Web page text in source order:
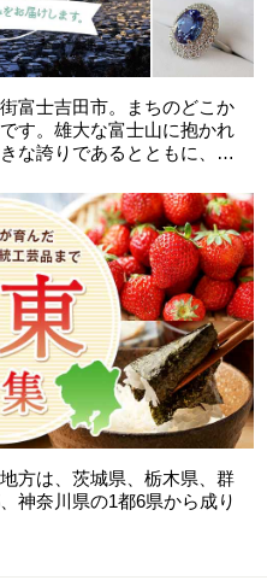
変更して、新たにお届け先
住所にお届けされます。
ますので、各返礼品ページ
富士吉田市。まちのどこか
す。雄大な富士山に抱かれ
な誇りであるとともに、限
上続く織物製品など、魅力あ
方は、茨城県、栃木県、群
神奈川県の1都6県から成り